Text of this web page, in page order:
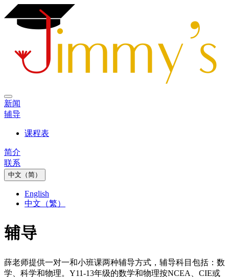
新闻
辅导
课程表
简介
联系
中文（简）
English
中文（繁）
辅导
薛老师提供一对一和小班课两种辅导方式，辅导科目包括：数
学、科学和物理。Y11-13年级的数学和物理按NCEA、CIE或